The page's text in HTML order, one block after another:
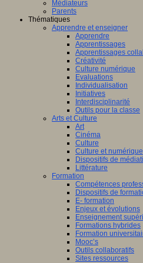
Médiateurs
Parents
Thématiques
Apprendre et enseigner
Apprendre
Apprentissages
Apprentissages
Créativité
Culture numérique
Evaluations
Individualisation
Initiatives
Interdisciplinarité
Outils pour la classe
Arts et Culture
Art
Cinéma
Culture
Culture et numérique
Dispositifs de
Littérature
Formation
Compétences
Dispositifs de
E- formation
Enjeux et évolutions
Enseignement
Formations hybrides
Formation
Mooc’s
Outils collaboratifs
Sites ressources